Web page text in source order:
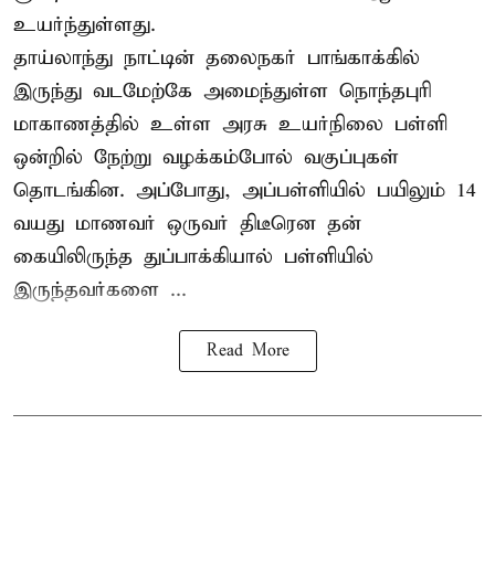
உயர்ந்துள்ளது.
தாய்லாந்து நாட்டின் தலைநகர் பாங்காக்கில்
இருந்து வடமேற்கே அமைந்துள்ள நொந்தபுரி
மாகாணத்தில் உள்ள அரசு உயர்நிலை பள்ளி
ஒன்றில் நேற்று வழக்கம்போல் வகுப்புகள்
தொடங்கின. அப்போது, அப்பள்ளியில் பயிலும் 14
வயது மாணவர் ஒருவர் திடீரென தன்
கையிலிருந்த துப்பாக்கியால் பள்ளியில்
இருந்தவர்களை ...
Read More